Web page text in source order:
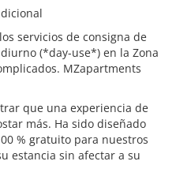
servicios de consigna de
(*day-use*) en la Zona
MZapartments
que una experiencia de
más. Ha sido diseñado
% gratuito para nuestros
estancia sin afectar a su